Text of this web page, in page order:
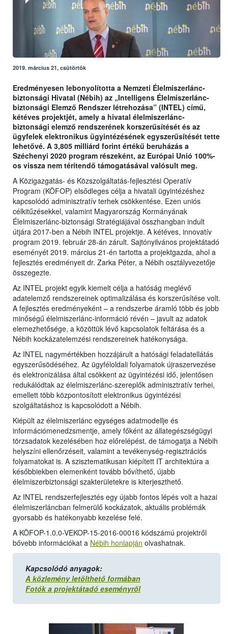
2019. március 21, csütörtök
Eredményesen lebonyolította a Nemzeti Élelmiszerlánc-
biztonsági Hivatal (Nébih) az „Intelligens Élelmiszerlánc-
biztonsági Elemző Rendszer létrehozása” (INTEL) című,
kétéves projektjét, amely a hivatal élelmiszerlánc-
biztonsági elemző rendszerének korszerűsítését és az
ügyfelek elektronikus ügyintézésének egyszerűsítését tette
lehetővé. A 3,805 milliárd forint értékű beruházás a
Széchenyi 2020 program részeként, az Európai Unió 100%-
os vissza nem térítendő támogatásával valósult meg.
A Közigazgatás- és Közszolgáltatás-fejlesztési Operatív
Program (KÖFOP) elsődleges célja a hivatali ügyintézéshez
kapcsolódó adminisztratív terhek csökkentése. Ezen uniós
célkitűzésekkel, valamint Magyarország Kormányának
Élelmiszerlánc-biztonsági Stratégiájával összhangban indult
útjára 2017-ben a Nébih INTEL projektje. A kétéves, innovatív
program 2019. február 28-án zárult. Sajtónyilvános projektátadó
eseményét 2019. március 21-én tartotta a projektgazda, ahol a
fejlesztés eredményeit dr. Zarka Péter, a Nébih osztályvezetője
összegezte.
Az INTEL projekt egyik kiemelt célja a hatóság meglévő
adatelemző rendszereinek optimalizálása és korszerűsítése volt.
A fejlesztés eredményeként – a rendszerbe áramló több és jobb
minőségű élelmiszerlánc-információ révén – javult az adatok
elemezhetősége, a közöttük lévő kapcsolatok feltárása és a
Nébih kockázatelemzési rendszereinek hatékonysága.
Az INTEL nagymértékben hozzájárult a hatósági feladatellátás
egyszerűsödéséhez. Az ügyféloldali folyamatok újraszervezése
és elektronizálása által csökkent az ügyintézési idő, jelentősen
redukálódtak az élelmiszerlánc-szereplők adminisztratív terhei,
emellett több központosított elektronikus ügyintézési
szolgáltatáshoz is kapcsolódott a Nébih.
Kiépült az élelmiszerlánc egységes adatmodellje és
információmenedzsmentje, amely főként az állategészségügyi
törzsadatok kezelésében hoz előrelépést, de támogatja a Nébih
helyszíni ellenőrzéseit, valamint a tevékenység-regisztrációs
folyamatokat is. A szisztematikusan kiépített IT architektúra a
későbbiekben elemenként tovább bővíthető, újabb
élelmiszerbiztonsági szakterületekre is kiterjeszthető.
Az INTEL rendszerfejlesztés egy újabb fontos lépés volt a hazai
élelmiszerláncban felmerülő kockázatok, aktuális problémák
gyorsabb és hatékonyabb kezelése felé.
A KÖFOP-1.0.0-VEKOP-15-2016-00016 kódszámú projektről
bővebb információkat a Nébih honlapján olvashatnak.
Kapcsolódó anyagok:
A közlemény letölthető formában
Fotók a projektátadó eseményről